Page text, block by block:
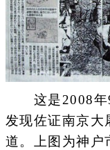
这是2008年9
发现佐证南京大
道。上图为神户